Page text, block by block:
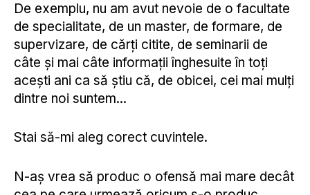
De exemplu, nu am avut nevoie de o facultate
de specialitate, de un master, de formare, de
supervizare, de cărți citite, de seminarii de
câte și mai câte informații înghesuite în toți
acești ani ca să știu că, de obicei, cei mai mulți
dintre noi suntem...
Stai să-mi aleg corect cuvintele.
N-aș vrea să produc o ofensă mai mare decât